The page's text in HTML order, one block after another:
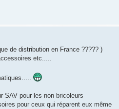
de distribution en France ????? )
etc.....
SAV pour les non bricoleurs
pour ceux qui réparent eux même